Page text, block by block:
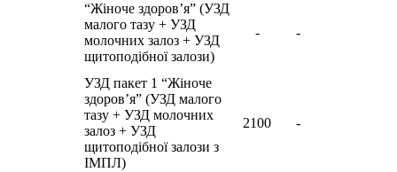
“Жіноче здоров’я” (УЗД
малого тазу + УЗД
молочних залоз + УЗД
щитоподiбної залози)
- -
УЗД пакет 1 “Жіноче
здоров’я” (УЗД малого
тазу + УЗД молочних
залоз + УЗД
щитоподiбної залози з
ІМПЛ)
2100 -